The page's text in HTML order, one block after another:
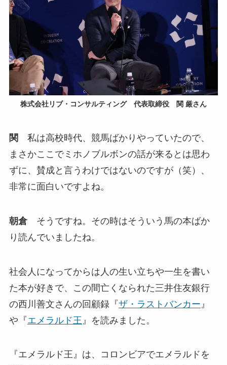
株式会社リブ・コンサルティング 代表取締役 関 厳さん
関 私は高校時代、競馬ばかりやっていたので、
まさかここでミホノブルボンの話が来るとは思わ
ずに、賛成と言うわけではないのですが（笑）、
非常に面白いですよね。
朝倉そうですね。その時はそういう馬の本ばか
り読んでいましたね。
社会人になってからは人の生い立ちや一生を書い
た本が好きで、この間亡くなられた三井住友銀行
の西川善文さんの回顧録『ザ・ラストバンカー 』
や『エメラルド王 』を読みました。
『エメラルド王』は、コロンビアでエメラルドを